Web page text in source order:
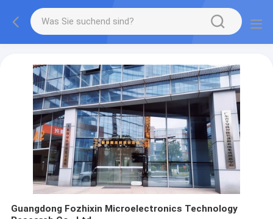
Guangdong Fozhixin Microelectronics Technology